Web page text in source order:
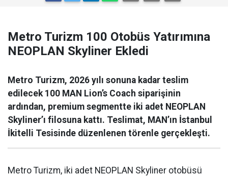
Metro Turizm 100 Otobüs Yatırımına
NEOPLAN Skyliner Ekledi
Metro Turizm, 2026 yılı sonuna kadar teslim
edilecek 100 MAN Lion’s Coach siparişinin
ardından, premium segmentte iki adet NEOPLAN
Skyliner’ı filosuna kattı. Teslimat, MAN’ın İstanbul
İkitelli Tesisinde düzenlenen törenle gerçekleşti.
Metro Turizm, iki adet NEOPLAN Skyliner otobüsü